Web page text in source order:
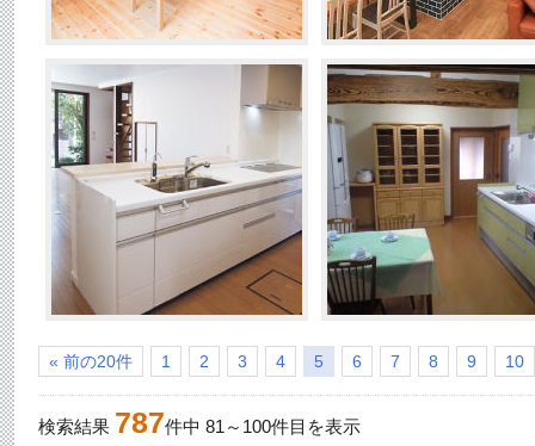
« 前の20件 1 2 3 4 5 6 7 8 9 10
検索結果 787件中 81 ～ 100件目を表示